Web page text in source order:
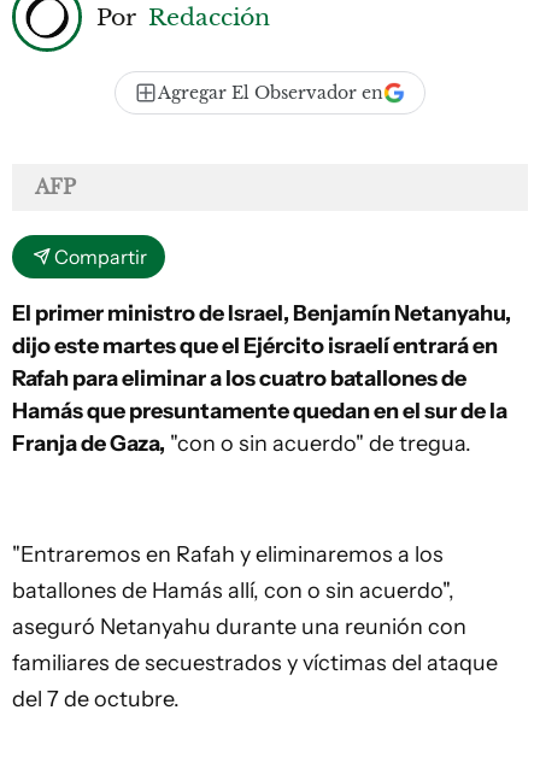
Por Redacción
Agregar El Observador en
AFP
Compartir
El primer ministro de Israel, Benjamín Netanyahu,
dijo este martes que el Ejército israelí entrará en
Rafah para eliminar a los cuatro batallones de
Hamás que presuntamente quedan en el sur de la
Franja de Gaza, "con o sin acuerdo" de tregua.
"Entraremos en Rafah y eliminaremos a los
batallones de Hamás allí, con o sin acuerdo",
aseguró Netanyahu durante una reunión con
familiares de secuestrados y víctimas del ataque
del 7 de octubre.